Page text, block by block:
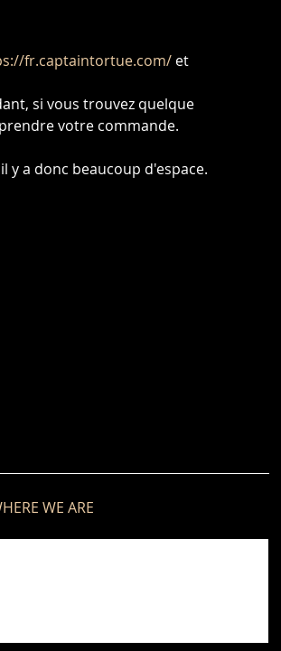
fr.captaintortue.com/ et
si vous trouvez quelque
votre commande.
y a donc beaucoup d'espace.
WE ARE